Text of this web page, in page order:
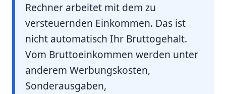
Rechner arbeitet mit dem zu
versteuernden Einkommen. Das ist
nicht automatisch Ihr Bruttogehalt.
Vom Bruttoeinkommen werden unter
anderem Werbungskosten,
Sonderausgaben,